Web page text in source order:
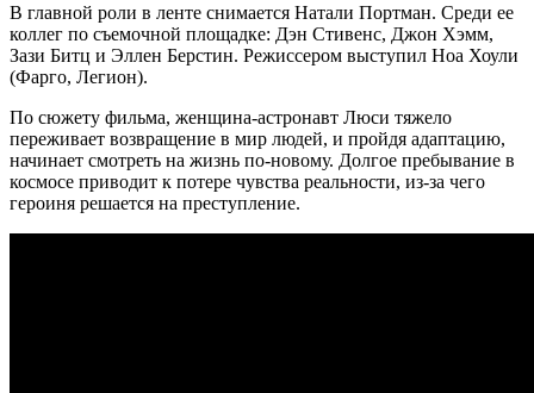
В главной роли в ленте снимается Натали Портман. Среди ее
коллег по съемочной площадке: Дэн Стивенс, Джон Хэмм,
Зази Битц и Эллен Берстин. Режиссером выступил Ноа Хоули
(Фарго, Легион).
По сюжету фильма, женщина-астронавт Люси тяжело
переживает возвращение в мир людей, и пройдя адаптацию,
начинает смотреть на жизнь по-новому. Долгое пребывание в
космосе приводит к потере чувства реальности, из-за чего
героиня решается на преступление.